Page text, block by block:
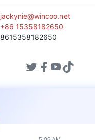
jackynie@wincoo.net
+86 15358182650
8615358182650